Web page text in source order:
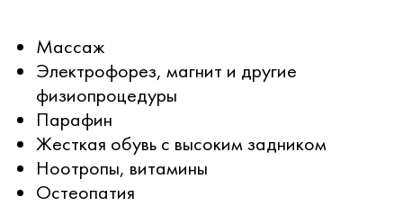
Массаж
Электрофорез, магнит и другие
физиопроцедуры
Парафин
Жесткая обувь с высоким задником
Ноотропы, витамины
Остеопатия
Поделитесь ссылкой на статью: